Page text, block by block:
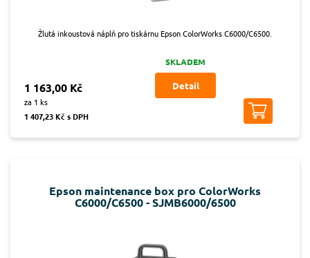
Žlutá inkoustová náplň pro tiskárnu Epson ColorWorks C6000/C6500.
1 163,00 Kč
za 1 ks
1 407,23 Kč s DPH
SKLADEM
Detail
Epson maintenance box pro ColorWorks
C6000/C6500 - SJMB6000/6500